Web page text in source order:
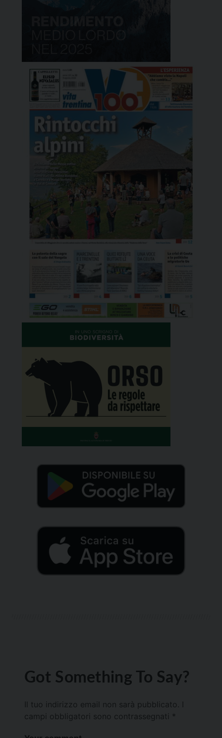
Got Something To Say?
Il tuo indirizzo email non sarà pubblicato.
campi obbligatori sono contrassegnati *